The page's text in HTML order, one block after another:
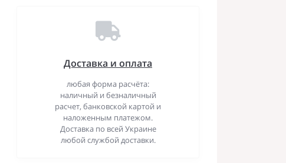
Доставка и оплата
любая форма расчёта:
наличный и безналичный
расчет, банковской картой и
наложенным платежом.
Доставка по всей Украине
любой службой доставки.